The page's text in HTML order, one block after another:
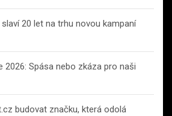
20 let na trhu novou kampaní
2026: Spása nebo zkáza pro naši
budovat značku, která odolá